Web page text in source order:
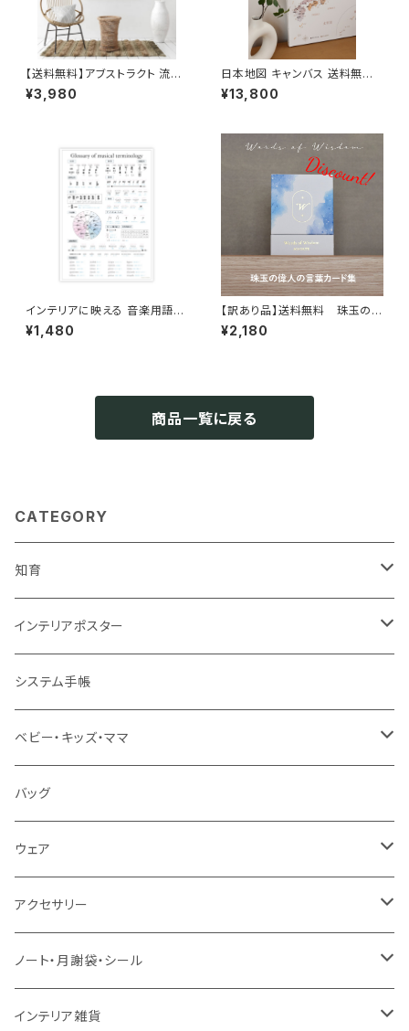
【送料無料】アブストラクト 流動
サイズ インテリア ポスター北欧
おしゃれ 絵画 絵 壁掛け モダン
¥3,980
日本地図 キャンバス 送料無料
旅行ピンマップ A2/A1 B1木目
調 パステルネイビー 壁かけ ソ
¥13,800
インテリアに映える 音楽用語ポ
スター A2サイズ 室内用
¥1,480
【訳あり品】送料無料 珠玉の偉
人の言葉集 55枚 カード 自己啓
発 ワード インテリア 北欧 おし
¥2,180
商品一覧に戻る
CATEGORY
知育
知育ポスター
地図・国旗
言葉（ひらがな・カタカナ・英語）
知育下敷き
知育グッズ
インテリアポスター
A3サイズ
A4サイズ
オーダー（A3・B3・A2・40×50・B2・50×70）
30＊40 / B3
40＊50 / A2
システム手帳
ベビー・キッズ・ママ
ベビー食器
お食事スタイ・ビブ
おもちゃ・木製
カー用品
バッグ・エコバッグ
バッグ
ウェア
エプロン
アクセサリー
ピンバッジ
ネックレス
ノート・月謝袋・シール
ノート
インテリア雑貨